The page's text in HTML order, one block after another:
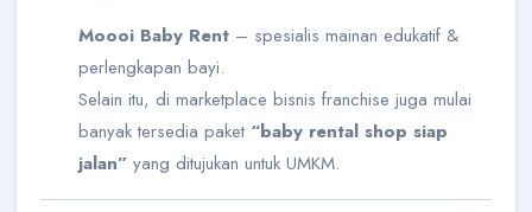
Moooi Baby Rent – spesialis mainan edukatif &
perlengkapan bayi.
Selain itu, di marketplace bisnis franchise juga mulai
banyak tersedia paket “baby rental shop siap
jalan” yang ditujukan untuk UMKM.